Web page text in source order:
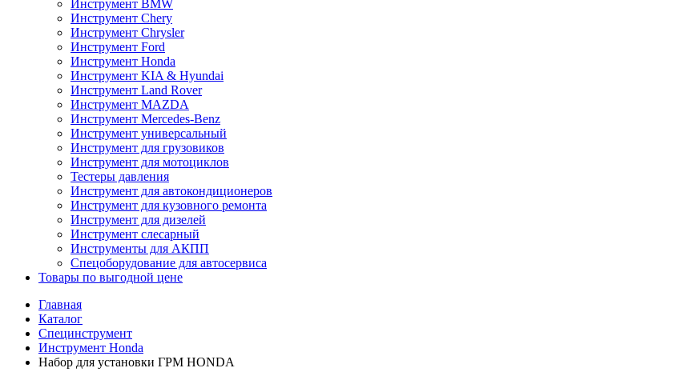
Инструмент BMW
Инструмент Chery
Инструмент Chrysler
Инструмент Ford
Инструмент Honda
Инструмент KIA & Hyundai
Инструмент Land Rover
Инструмент MAZDA
Инструмент Mercedes-Benz
Инструмент универсальный
Инструмент для грузовиков
Инструмент для мотоциклов
Тестеры давления
Инструмент для автокондиционеров
Инструмент для кузовного ремонта
Инструмент для дизелей
Инструмент слесарный
Инструменты для АКПП
Спецоборудование для автосервиса
Товары по выгодной цене
Главная
Каталог
Специнструмент
Инструмент Honda
Набор для установки ГРМ HONDA